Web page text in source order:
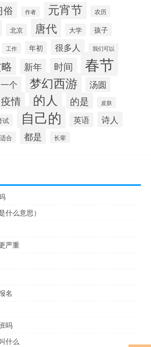
俗 作者 元宵节 农历
北京 唐代 大学 孩子
工作 年初 很多人 我们可以
新年 时间 春节
个 梦幻西游 汤圆
疫情 的人 的是 皮肤
试 自己的 英语 诗人
适合 都是 长辈
什么意思）
严重
名
吗
什么